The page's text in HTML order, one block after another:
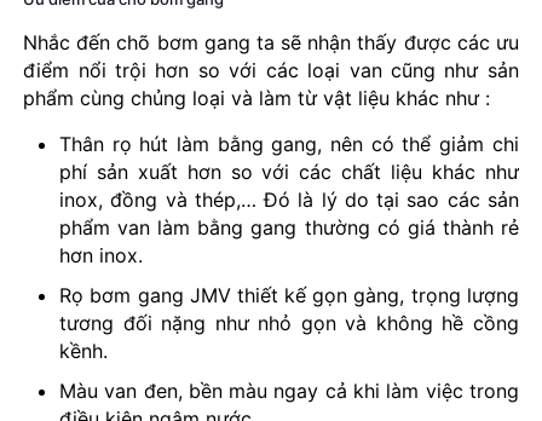
Nhắc đến chõ bơm gang ta sẽ nhận thấy được các ưu
điểm nổi trội hơn so với các loại van cũng như sản
phẩm cùng chủng loại và làm từ vật liệu khác như :
Thân rọ hút làm bằng gang, nên có thể giảm chi
phí sản xuất hơn so với các chất liệu khác như
inox, đồng và thép,… Đó là lý do tại sao các sản
phẩm van làm bằng gang thường có giá thành rẻ
hơn inox.
Rọ bơm gang JMV thiết kế gọn gàng, trọng lượng
tương đối nặng như nhỏ gọn và không hề cồng
kềnh.
Màu van đen, bền màu ngay cả khi làm việc trong